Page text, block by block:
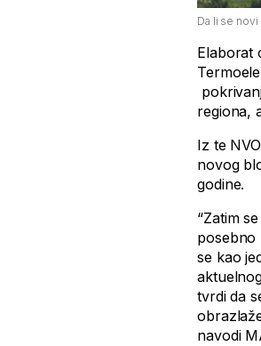
Da li se
Elaborat
regiona,
Iz te
novog
godine.
“Zatim
posebno
se kao
tvrdi da
navodi